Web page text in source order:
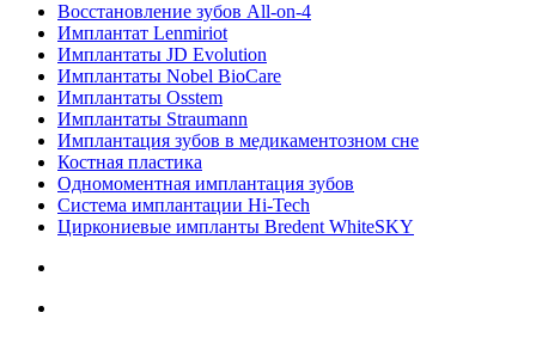
Восстановление зубов All‑on‑4
Имплантат Lenmiriot
Имплантаты JD Evolution
Имплантаты Nobel BioСare
Имплантаты Osstem
Имплантаты Straumann
Имплантация зубов в медикаментозном сне
Костная пластика
Одномоментная имплантация зубов
Система имплантации Hi-Tech
Циркониевые импланты Bredent WhiteSKY